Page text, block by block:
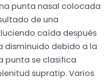
punta nasal colocada
de una
caída después
disminuido debido a la
punta se clasifica
supratip. Varios